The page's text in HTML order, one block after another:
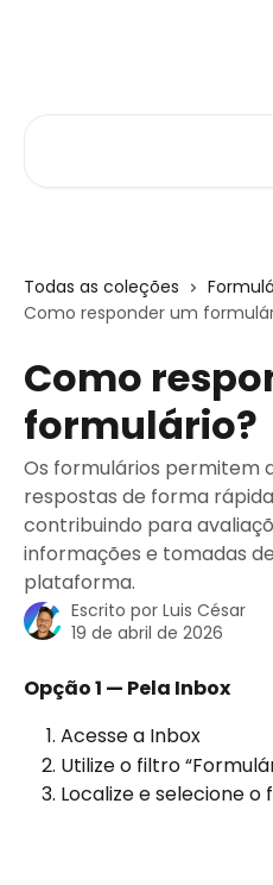
Todas as coleções
Como responder um
Como
formulário?
Os formulários permitem
respostas de forma
contribuindo para
informações e tomadas
plataforma.
Escrito por Luis César
19 de abril de 2026
Opção 1 — Pela Inbox
Acesse a Inbox
Utilize o filtro
Localize e selecione